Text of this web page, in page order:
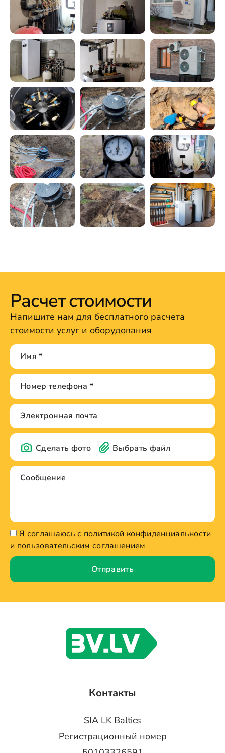
Расчет стоимости
Напишите нам для бесплатного расчета
стоимости услуг и оборудования
Сделать фото Выбрать файл
Я соглашаюсь с политикой конфиденциальности
и пользовательским соглашением
Отправить
Контакты
SIA LK Baltics
Регистрационный номер